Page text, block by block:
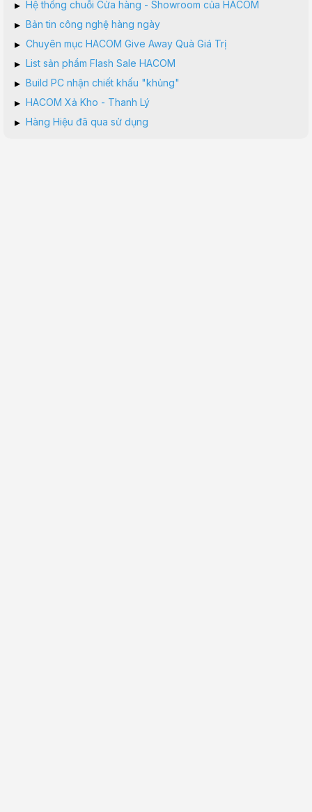
▸ Hệ thống chuỗi Cửa hàng - Showroom của HACOM
▸ Bản tin công nghệ hàng ngày
▸ Chuyên mục HACOM Give Away Quà Giá Trị
▸ List sản phẩm Flash Sale HACOM
▸ Build PC nhận chiết khấu "khủng"
▸ HACOM Xả Kho - Thanh Lý
▸ Hàng Hiệu đã qua sử dụng